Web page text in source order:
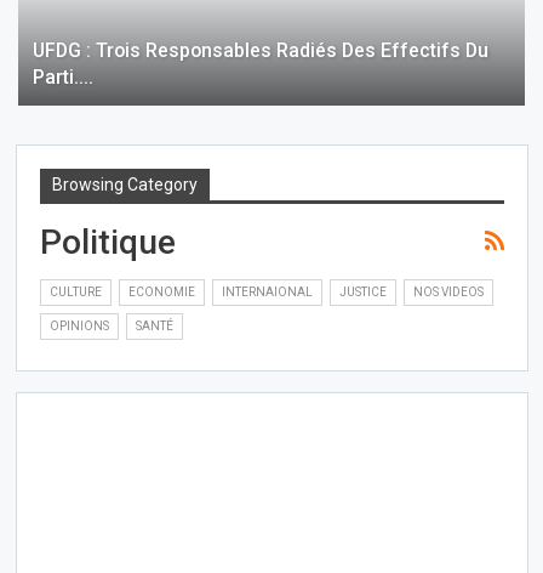
UFDG : Trois Responsables Radiés Des Effectifs Du
Parti….
Browsing Category
Politique
CULTURE ECONOMIE INTERNAIONAL JUSTICE NOS VIDEOS
OPINIONS SANTÉ